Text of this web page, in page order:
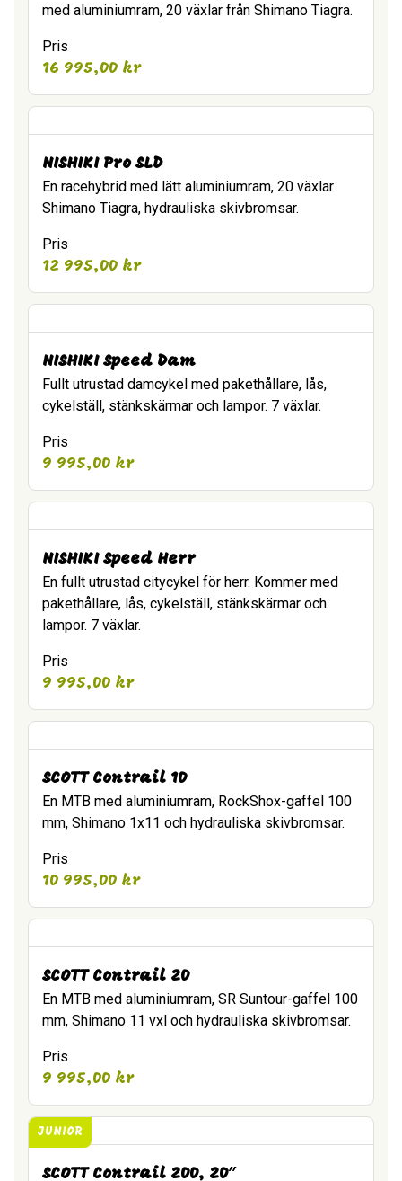
med aluminiumram, 20 växlar från Shimano Tiagra.
Pris
16 995,00 kr
NISHIKI Pro SLD
En racehybrid med lätt aluminiumram, 20 växlar
Shimano Tiagra, hydrauliska skivbromsar.
Pris
12 995,00 kr
NISHIKI Speed Dam
Fullt utrustad damcykel med pakethållare, lås,
cykelställ, stänkskärmar och lampor. 7 växlar.
Pris
9 995,00 kr
NISHIKI Speed Herr
En fullt utrustad citycykel för herr. Kommer med
pakethållare, lås, cykelställ, stänkskärmar och
lampor. 7 växlar.
Pris
9 995,00 kr
SCOTT Contrail 10
En MTB med aluminiumram, RockShox-gaffel 100
mm, Shimano 1x11 och hydrauliska skivbromsar.
Pris
10 995,00 kr
SCOTT Contrail 20
En MTB med aluminiumram, SR Suntour-gaffel 100
mm, Shimano 11 vxl och hydrauliska skivbromsar.
Pris
9 995,00 kr
JUNIOR
SCOTT Contrail 200, 20″